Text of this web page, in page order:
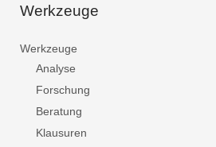
Werkzeuge
Werkzeuge
Analyse
Forschung
Beratung
Klausuren